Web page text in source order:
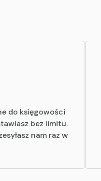
do księgowości
bez limitu.
nam raz w